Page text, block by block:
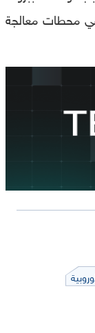
محطات معالجة